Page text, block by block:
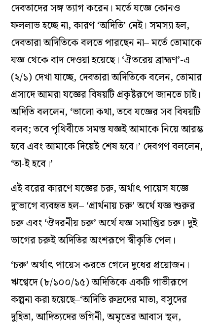
দেবতাদের সঙ্গ ত‌্যাগ করেন। মর্তে যজ্ঞে কোনও
ফললাভ হচ্ছে না, কারণ ‘অদিতি’ নেই। সমস‌্যা হল,
দেবতারা অদিতিকে বলতে পারছেন না– মর্তে তোমাকে
যজ্ঞ থেকে বাদ দেওয়া হয়েছে। ‘ঐতরেয় ব্রাহ্মণ’-এ
(২/১) দেখা যাচ্ছে, দেবতারা অদিতিকে বলেন, তোমার
প্রসাদে আমরা যজ্ঞের বিষয়টি প্রকৃষ্টরূপে জানতে চাই।
অদিতি বললেন, ‘ভালো কথা, তবে যজ্ঞের সব বিষয়টি
বলব; তবে পৃথিবীতে সমস্ত যজ্ঞই আমাকে নিয়ে আরম্ভ
হবে এবং আমাকে দিয়েই শেষ হবে।’ দেবগণ বললেন,
‘তা-ই হবে।’
এই বরের কারণে যজ্ঞের চরু, অর্থাৎ পায়েস যজ্ঞে
দু’ভাগে ব‌্যবহৃত হল– ‘প্রার্থনায় চরু’ অর্থে যজ্ঞ শুরুর
চরু এবং ‘ঔদরনীয় চরু’ অর্থে যজ্ঞ সমাপ্তির চরু। দুই
ভাগের চরুই অদিতির অংশরূপে স্বীকৃতি পেল।
‘চরু’ অর্থাৎ পায়েস করতে গেলে দুধের প্রয়োজন।
ঋগ্বেদে (৮/১০০/১৫) অদিতিকে একটি গাভীরূপে
কল্পনা করা হয়েছে–‘অদিতি রুদ্রদের মাতা, বসুদের
দুহিতা, আদিত‌্যদের ভগিনী, অমৃতের আবাস স্থল,